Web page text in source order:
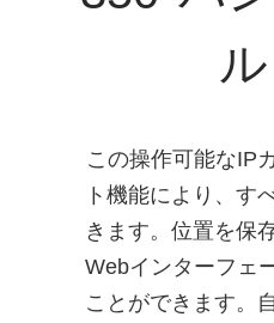
この操作可能なIP
ト機能により、す
きます。位置を保
Webインターフェ
ことができます。